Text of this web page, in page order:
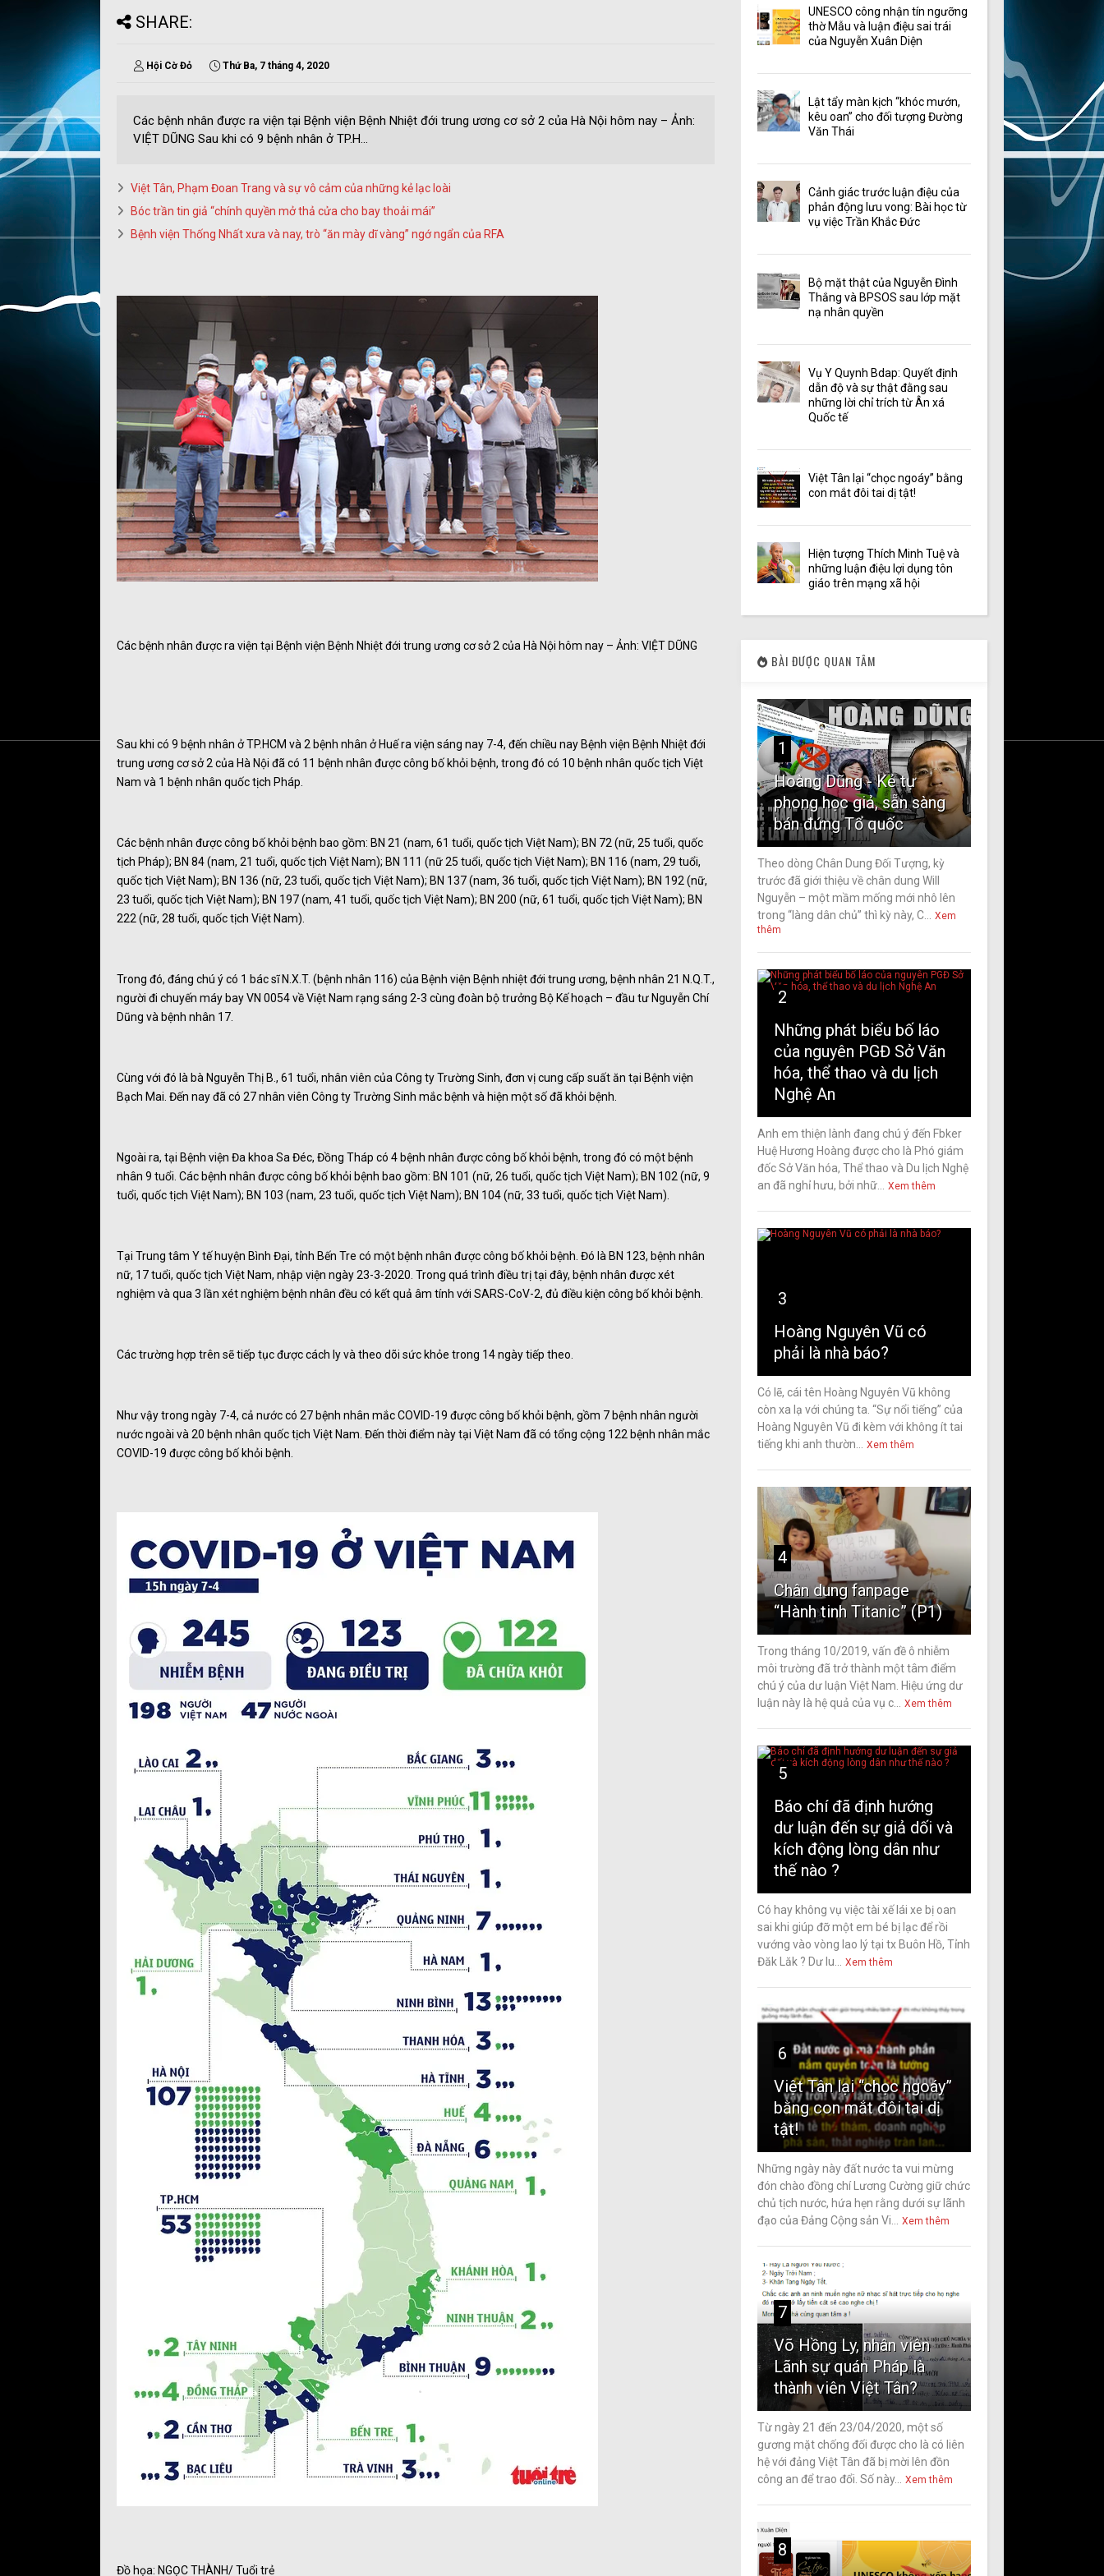
SHARE:
Hội Cờ Đỏ Thứ Ba, 7 tháng 4, 2020
Các bệnh nhân được ra viện tại Bệnh viện Bệnh Nhiệt đới trung ương cơ sở 2 của Hà Nội hôm nay – Ảnh:
VIỆT DŨNG Sau khi có 9 bệnh nhân ở TP.H...
Việt Tân, Phạm Đoan Trang và sự vô cảm của những kẻ lạc loài
Bóc trần tin giả “chính quyền mở thả cửa cho bay thoải mái”
Bệnh viện Thống Nhất xưa và nay, trò “ăn mày dĩ vàng” ngớ ngẩn của RFA
Các bệnh nhân được ra viện tại Bệnh viện Bệnh Nhiệt đới trung ương cơ sở 2 của Hà Nội hôm nay – Ảnh: VIỆT DŨNG
Sau khi có 9 bệnh nhân ở TP.HCM và 2 bệnh nhân ở Huế ra viện sáng nay 7-4, đến chiều nay Bệnh viện Bệnh Nhiệt đới
trung ương cơ sở 2 của Hà Nội đã có 11 bệnh nhân được công bố khỏi bệnh, trong đó có 10 bệnh nhân quốc tịch Việt
Nam và 1 bệnh nhân quốc tịch Pháp.
Các bệnh nhân được công bố khỏi bệnh bao gồm: BN 21 (nam, 61 tuổi, quốc tịch Việt Nam); BN 72 (nữ, 25 tuổi, quốc
tịch Pháp); BN 84 (nam, 21 tuổi, quốc tịch Việt Nam); BN 111 (nữ 25 tuổi, quốc tịch Việt Nam); BN 116 (nam, 29 tuổi,
quốc tịch Việt Nam); BN 136 (nữ, 23 tuổi, quốc tịch Việt Nam); BN 137 (nam, 36 tuổi, quốc tịch Việt Nam); BN 192 (nữ,
23 tuổi, quốc tịch Việt Nam); BN 197 (nam, 41 tuổi, quốc tịch Việt Nam); BN 200 (nữ, 61 tuổi, quốc tịch Việt Nam); BN
222 (nữ, 28 tuổi, quốc tịch Việt Nam).
Trong đó, đáng chú ý có 1 bác sĩ N.X.T. (bệnh nhân 116) của Bệnh viện Bệnh nhiệt đới trung ương, bệnh nhân 21 N.Q.T.,
người đi chuyến máy bay VN 0054 về Việt Nam rạng sáng 2-3 cùng đoàn bộ trưởng Bộ Kế hoạch – đầu tư Nguyễn Chí
Dũng và bệnh nhân 17.
Cùng với đó là bà Nguyễn Thị B., 61 tuổi, nhân viên của Công ty Trường Sinh, đơn vị cung cấp suất ăn tại Bệnh viện
Bạch Mai. Đến nay đã có 27 nhân viên Công ty Trường Sinh mắc bệnh và hiện một số đã khỏi bệnh.
Ngoài ra, tại Bệnh viện Đa khoa Sa Đéc, Đồng Tháp có 4 bệnh nhân được công bố khỏi bệnh, trong đó có một bệnh
nhân 9 tuổi. Các bệnh nhân được công bố khỏi bệnh bao gồm: BN 101 (nữ, 26 tuổi, quốc tịch Việt Nam); BN 102 (nữ, 9
tuổi, quốc tịch Việt Nam); BN 103 (nam, 23 tuổi, quốc tịch Việt Nam); BN 104 (nữ, 33 tuổi, quốc tịch Việt Nam).
Tại Trung tâm Y tế huyện Bình Đại, tỉnh Bến Tre có một bệnh nhân được công bố khỏi bệnh. Đó là BN 123, bệnh nhân
nữ, 17 tuổi, quốc tịch Việt Nam, nhập viện ngày 23-3-2020. Trong quá trình điều trị tại đây, bệnh nhân được xét
nghiệm và qua 3 lần xét nghiệm bệnh nhân đều có kết quả âm tính với SARS-CoV-2, đủ điều kiện công bố khỏi bệnh.
Các trường hợp trên sẽ tiếp tục được cách ly và theo dõi sức khỏe trong 14 ngày tiếp theo.
Như vậy trong ngày 7-4, cả nước có 27 bệnh nhân mắc COVID-19 được công bố khỏi bệnh, gồm 7 bệnh nhân người
nước ngoài và 20 bệnh nhân quốc tịch Việt Nam. Đến thời điểm này tại Việt Nam đã có tổng cộng 122 bệnh nhân mắc
COVID-19 được công bố khỏi bệnh.
Đồ họa: NGỌC THÀNH/ Tuổi trẻ
UNESCO công nhận tín ngưỡng
thờ Mẫu và luận điệu sai trái
của Nguyễn Xuân Diện
Lật tẩy màn kịch “khóc mướn,
kêu oan” cho đối tượng Đường
Văn Thái
Cảnh giác trước luận điệu của
phản động lưu vong: Bài học từ
vụ việc Trần Khắc Đức
Bộ mặt thật của Nguyễn Đình
Thắng và BPSOS sau lớp mặt
nạ nhân quyền
Vụ Y Quynh Bdap: Quyết định
dẫn độ và sự thật đằng sau
những lời chỉ trích từ Ân xá
Quốc tế
Việt Tân lại “chọc ngoáy” bằng
con mắt đôi tai dị tật!
Hiện tượng Thích Minh Tuệ và
những luận điệu lợi dụng tôn
giáo trên mạng xã hội
BÀI ĐƯỢC QUAN TÂM
1
Hoàng Dũng - Kẻ tự
phong học giả, sẵn sàng
bán đứng Tổ quốc
Theo dòng Chân Dung Đối Tượng, kỳ
trước đã giới thiệu về chân dung Will
Nguyễn – một mầm mống mới nhô lên
trong “làng dân chủ” thì kỳ này, C...
Xem
thêm
2
Những phát biểu bố láo
của nguyên PGĐ Sở Văn
hóa, thể thao và du lịch
Nghệ An
Anh em thiện lành đang chú ý đến Fbker
Huệ Hương Hoàng được cho là Phó giám
đốc Sở Văn hóa, Thể thao và Du lịch Nghệ
an đã nghỉ hưu, bởi nhữ...
Xem thêm
3
Hoàng Nguyên Vũ có
phải là nhà báo?
Có lẽ, cái tên Hoàng Nguyên Vũ không
còn xa lạ với chúng ta. “Sự nổi tiếng” của
Hoàng Nguyên Vũ đi kèm với không ít tai
tiếng khi anh thườn...
Xem thêm
4
Chân dung fanpage
“Hành tinh Titanic” (P1)
Trong tháng 10/2019, vấn đề ô nhiễm
môi trường đã trở thành một tâm điểm
chú ý của dư luận Việt Nam. Hiệu ứng dư
luận này là hệ quả của vụ c...
Xem thêm
5
Báo chí đã định hướng
dư luận đến sự giả dối và
kích động lòng dân như
thế nào ?
Có hay không vụ việc tài xế lái xe bị oan
sai khi giúp đỡ một em bé bị lạc để rồi
vướng vào vòng lao lý tại tx Buôn Hồ, Tỉnh
Đăk Lăk ? Dư lu...
Xem thêm
6
Việt Tân lại “chọc ngoáy”
bằng con mắt đôi tai dị
tật!
Những ngày này đất nước ta vui mừng
đón chào đồng chí Lương Cường giữ chức
chủ tịch nước, hứa hẹn rằng dưới sự lãnh
đạo của Đảng Cộng sản Vi...
Xem thêm
7
Võ Hồng Ly, nhân viên
Lãnh sự quán Pháp là
thành viên Việt Tân?
Từ ngày 21 đến 23/04/2020, một số
gương mặt chống đối được cho là có liên
hệ với đảng Việt Tân đã bị mời lên đồn
công an để trao đổi. Số này...
Xem thêm
8